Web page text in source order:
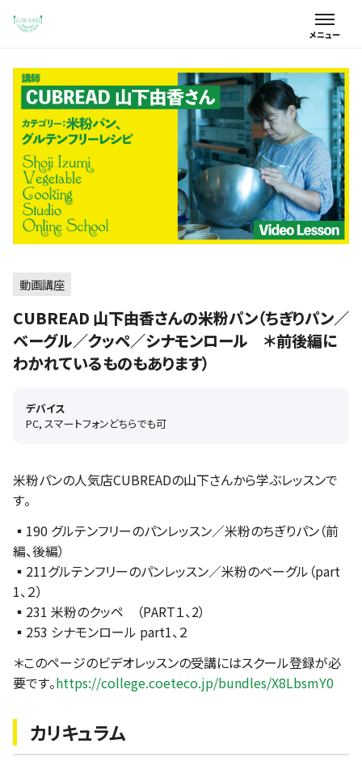
動画講座
CUBREAD 山下由香さんの米粉パン（ちぎりパン／
ベーグル／クッペ／シナモンロール ＊前後編に
わかれているものもあります）
デバイス
PC, スマートフォンどちらでも可
米粉パンの人気店CUBREADの山下さんから学ぶレッスンで
す。
▪️190 グルテンフリーのパンレッスン／米粉のちぎりパン（前
編、後編）
▪️211グルテンフリーのパンレッスン／米粉のベーグル（part
1、２）
▪️231 米粉のクッペ （PART１、2）
▪️253 シナモンロール part1、２
＊このページのビデオレッスンの受講にはスクール登録が必
要です。https://college.coeteco.jp/bundles/X8LbsmY0
カリキュラム